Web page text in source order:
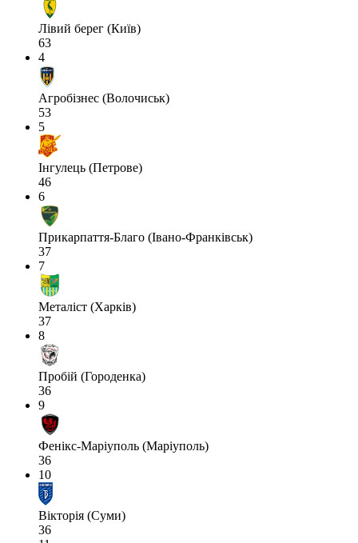
Лівий берег (Київ)
63
4
Агробізнес (Волочиськ)
53
5
Інгулець (Петрове)
46
6
Прикарпаття-Благо (Івано-Франківськ)
37
7
Металіст (Харків)
37
8
Пробій (Городенка)
36
9
Фенікс-Маріуполь (Маріуполь)
36
10
Вікторія (Суми)
36